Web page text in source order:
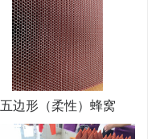
五边形（柔性）蜂窝